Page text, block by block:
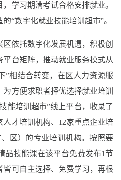
学习期满考试合格安排就业。
“数字化就业技能培训超市”。
依托数字化发展机遇，积极创
台矩阵，推动就业服务模式从
”相结合转变，在区人力资源服
方便求职者择优选择就业培训
能培训超市”线上平台，收录了
人才培训机构、12家重点企业培
区）的专业培训机构。按照要
品技能课在该平台免费发布1节
皆可自主选择、免费学习，再根